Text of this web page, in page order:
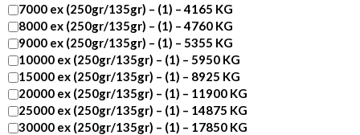
7000 ex (250gr/135gr) – (1) – 4165 KG
8000 ex (250gr/135gr) – (1) – 4760 KG
9000 ex (250gr/135gr) – (1) – 5355 KG
10000 ex (250gr/135gr) – (1) – 5950 KG
15000 ex (250gr/135gr) – (1) – 8925 KG
20000 ex (250gr/135gr) – (1) – 11900 KG
25000 ex (250gr/135gr) – (1) – 14875 KG
30000 ex (250gr/135gr) – (1) – 17850 KG